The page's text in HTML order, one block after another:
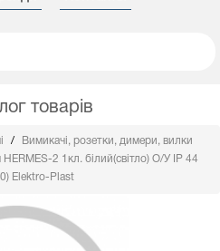
товарів
Вимикачі, розетки, димери, вилки
HERMES-2 1кл. білий(світло) О/У ІР 44
Elektro-Plast